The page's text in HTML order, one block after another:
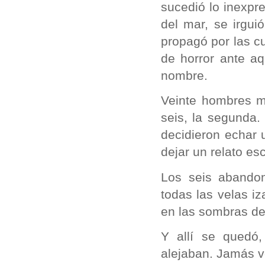
sucedió lo
del mar, se
propagó por las
de horror ante
nombre.
Veinte hombres
seis, la
decidieron echar
dejar un relato
Los seis
todas las velas
en las sombras
Y allí se
alejaban. Jamás